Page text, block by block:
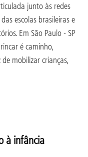
junto às redes
escolas brasileiras e
Em São Paulo - SP
é caminho,
mobilizar crianças,
à infância